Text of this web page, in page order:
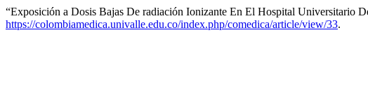
“Exposición a Dosis Bajas De radiación Ionizante En El Hospital Universitario
https://colombiamedica.univalle.edu.co/index.php/comedica/article/view/33.